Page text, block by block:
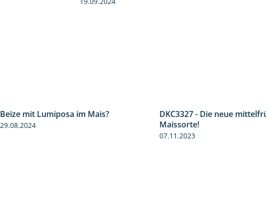
Beize mit Lumiposa im Mais?
29.08.2024
DKC3327 - Die neue
Maissorte!
07.11.2023